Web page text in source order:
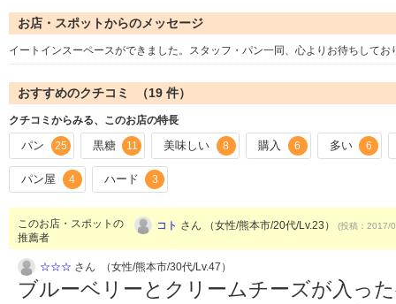
お店・スポットからのメッセージ
イートインスーペースができました。スタッフ・パン一同、心よりお待ちしてお
おすすめのクチコミ （19 件）
クチコミからみる、このお店の特長
パン 25 黒糖 11 美味しい 8 購入 6 多い 6
パン屋 4 ハード 3
このお店・スポットの
推薦者
コト さん （女性/熊本市/20代/Lv.23） (投稿：2017/
☆☆☆ さん （女性/熊本市/30代/Lv.47）
ブルーベリーとクリームチーズが入っ